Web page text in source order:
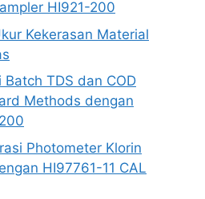
HI921-200
Kekerasan Material
TDS dan COD
Methods dengan
Photometer Klorin
HI97761-11 CAL